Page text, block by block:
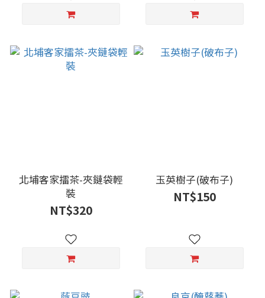
北埔客家擂茶-夾鏈袋輕
裝
NT$320
玉英樹子(破布子)
NT$150